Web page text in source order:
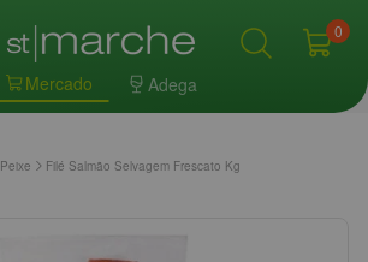
Mercado Adega
0
Peixe Filé Salmão Selvagem Frescato Kg